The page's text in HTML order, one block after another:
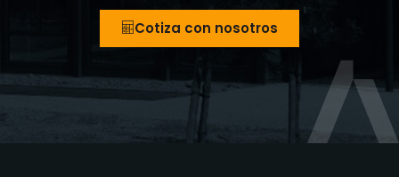
Cotiza con nosotros